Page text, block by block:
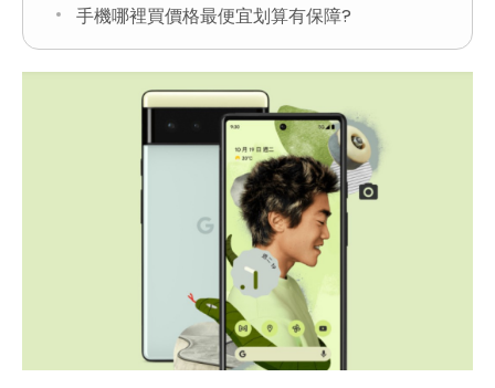
手機哪裡買價格最便宜划算有保障?